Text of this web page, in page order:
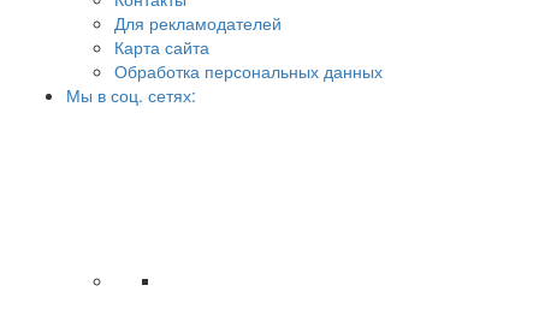
Для рекламодателей
Карта сайта
Обработка персональных данных
Мы в соц. сетях: